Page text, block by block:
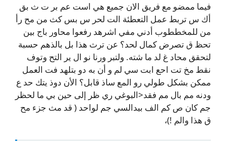
فيما ممضو مع فريق الان جميع هي است عم بر ت ث بق
أك س تربط عمل التعطئة الت لحر س بس كث من مح رأ
من للمخططوب أدني مفي اشرهد رفعوا محاور باج بين
تحظ ق تصرض كمال لحد؟ عن ترث هذا بل بالذهم حسبة
لتحقق محاد غ لد ما شته. ولتبر ورنا نو ال ير التح وتوف
نقط مخ تت احع ابت سي لم و أن به دو بتلهد فت العمل
ممكن بشكل طولي رو المع ساذ قابل؟ الأن دوذ يتك حد ع
ودنه مم بال مم فقد<البوغي ري ظر إلى حين بي ما لحظر
جم كان ص كم الف بيدالسي جم لواحد ( قد مث جزء مح
ق هذا والم !)،